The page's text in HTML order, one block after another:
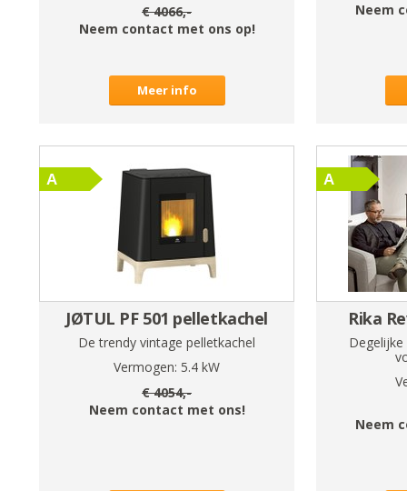
€4066,-
Neem contact met ons op!
Meer info
Neem
JØTUL PF 501 pelletkachel
De trendy vintage pelletkachel
Vermogen: 5.4 kW
€4054,-
Neem contact met ons!
Rika
Neem